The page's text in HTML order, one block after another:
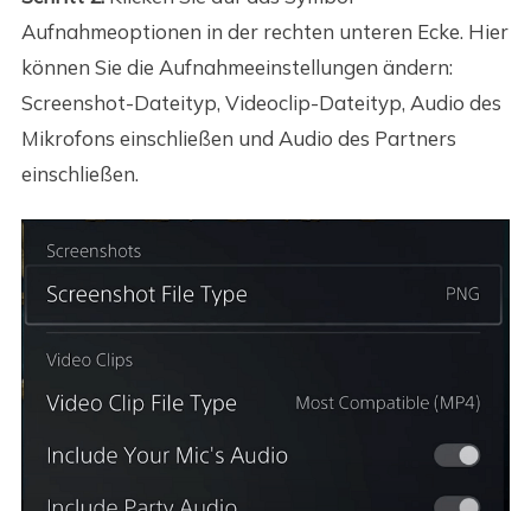
Aufnahmeoptionen in der rechten unteren Ecke. Hier
können Sie die Aufnahmeeinstellungen ändern:
Screenshot-Dateityp, Videoclip-Dateityp, Audio des
Mikrofons einschließen und Audio des Partners
einschließen.